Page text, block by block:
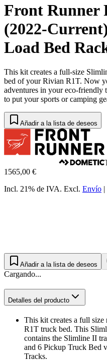
Front Runner
(2022-
Load Bed
This kit creates a full-size
bed of your Rivian R1T. Now
adventures in your eco-
to put your sports or camping
Añadir a la lista de deseos
1565,00 €
Incl. 21% de IVA. Excl. Envío |
Añadir a la lista de deseos
Cargando...
Detalles del producto
This kit creates a full
R1T truck bed. This
contains the Slimline II
and 6 Pickup Truck Bed
Tracks.